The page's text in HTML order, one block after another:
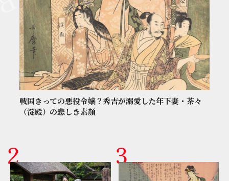
戦国きっての悪役令嬢？秀吉が溺愛した年下妻・茶々
（淀殿）の悲しき素顔